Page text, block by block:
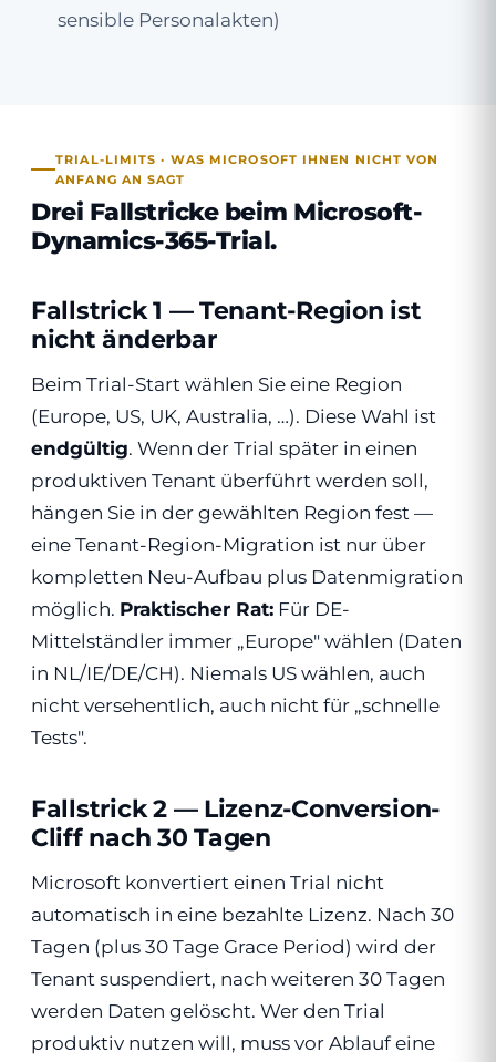
sensible Personalakten)
TRIAL-LIMITS · WAS MICROSOFT IHNEN NICHT VON
ANFANG AN SAGT
Drei Fallstricke beim Microsoft-
Dynamics-365-Trial.
Fallstrick 1 — Tenant-Region ist
nicht änderbar
Beim Trial-Start wählen Sie eine Region
(Europe, US, UK, Australia, …). Diese Wahl ist
endgültig. Wenn der Trial später in einen
produktiven Tenant überführt werden soll,
hängen Sie in der gewählten Region fest —
eine Tenant-Region-Migration ist nur über
kompletten Neu-Aufbau plus Datenmigration
möglich. Praktischer Rat: Für DE-
Mittelständler immer „Europe" wählen (Daten
in NL/IE/DE/CH). Niemals US wählen, auch
nicht versehentlich, auch nicht für „schnelle
Tests".
Fallstrick 2 — Lizenz-Conversion-
Cliff nach 30 Tagen
Microsoft konvertiert einen Trial nicht
automatisch in eine bezahlte Lizenz. Nach 30
Tagen (plus 30 Tage Grace Period) wird der
Tenant suspendiert, nach weiteren 30 Tagen
werden Daten gelöscht. Wer den Trial
produktiv nutzen will, muss vor Ablauf eine